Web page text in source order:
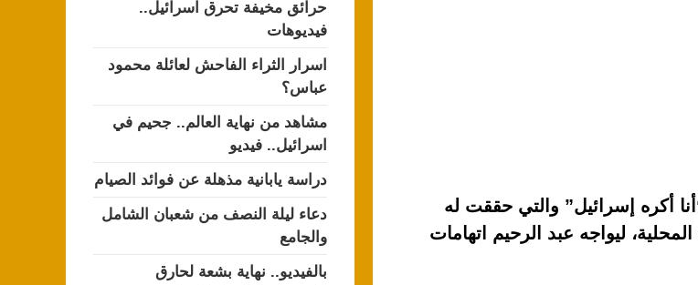
أكره إسرائيل” والتي حققت له
ليواجه عبد الرحيم اتهامات
حرائق مخيفة تحرق اسرائيل..
فيديوهات
اسرار الثراء الفاحش لعائلة محمود
عباس؟
مشاهد من نهاية العالم.. جحيم في
اسرائيل.. فيديو
دراسة يابانية مذهلة عن فوائد الصيام
دعاء ليلة النصف من شعبان الشامل
والجامع
بالفيديو.. نهاية بشعة لحارق